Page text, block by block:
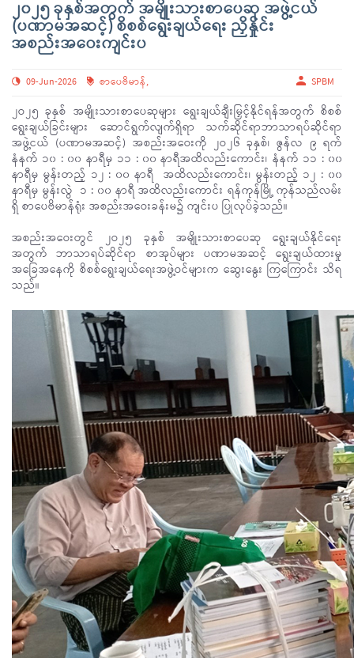
၂၀၂၅ ခုနှစ်အတွက် အမျိုးသားစာပေဆု အဖွဲ့ငယ်
(ပဏာမအဆင့်) စိစစ်ရွေးချယ်ရေး ညှိနှိုင်း
အစည်းအဝေးကျင်းပ
09-Jun-2026 စာပေဗိမာန်, SPBM
၂ဝ၂၅ ခုနှစ် အမျိုးသားစာပေဆုများ ရွေးချယ်ချီးမြှင့်နိုင်ရန်အတွက် စိစစ်
ရွေးချယ်ခြင်းများ ဆောင်ရွက်လျက်ရှိရာ သက်ဆိုင်ရာဘာသာရပ်ဆိုင်ရာ
အဖွဲ့ငယ် (ပဏာမအဆင့်) အစည်းအဝေးကို ၂ဝ၂၆ ခုနှစ်၊ ဇွန်လ ၉ ရက်
နံနက် ၁၀ : ၀၀ နာရီမှ ၁၁ : ၀၀ နာရီအထိလည်းကောင်း၊ နံနက် ၁၁ : ၀၀
နာရီမှ မွန်းတည့် ၁၂ : ၀၀ နာရီ အထိလည်းကောင်း၊ မွန်းတည့် ၁၂ : ၀၀
နာရီမှ မွန်းလွဲ ၁ : ၀၀ နာရီ အထိလည်းကောင်း ရန်ကုန်မြို့ ကုန်သည်လမ်း
ရှိ စာပေဗိမာန်ရုံး အစည်းအဝေးခန်းမ၌ ကျင်းပ ပြုလုပ်ခဲ့သည်။
အစည်းအဝေးတွင် ၂ဝ၂၅ ခုနှစ် အမျိုးသားစာပေဆု ရွေးချယ်နိုင်ရေး
အတွက် ဘာသာရပ်ဆိုင်ရာ စာအုပ်များ ပဏာမအဆင့် ရွေးချယ်ထားမှု
အခြေအနေကို စိစစ်ရွေးချယ်ရေးအဖွဲ့ဝင်များက ဆွေးနွေး ကြကြောင်း သိရ
သည်။